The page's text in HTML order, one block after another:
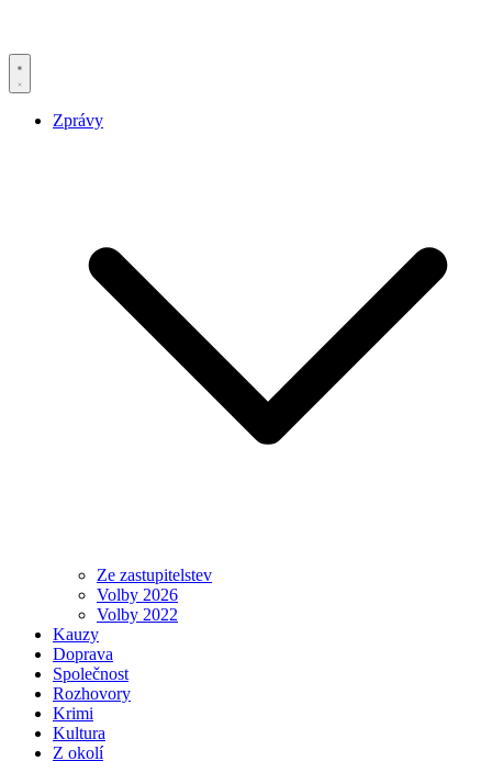
Zprávy
Ze zastupitelstev
Volby 2026
Volby 2022
Kauzy
Doprava
Společnost
Rozhovory
Krimi
Kultura
Z okolí